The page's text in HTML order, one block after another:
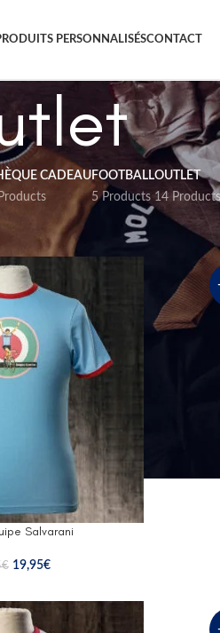
PERSONNALISÉSCONTACT
CADEAUFOOTBALL
5 Products
OUTLET
14 Products
Salvarani
€ 19,95€